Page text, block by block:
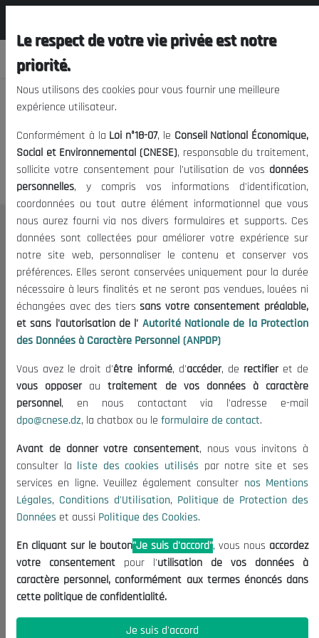
We apologize, but you cannot
access this content.
THE NESEC
About
The President
Organisation
Publications
Calls for Tenders and Consultations
Legal Notices
Terms of Use
Data Protection Policy
Cookie Policy
Contact US
(+213) 021 98 01 00|01|02
contact@cnese.dz
Suggestions or Initiatives?
Newsletter
Inscrivez-vous, soyez le premier à découvrir nos
Le respect de votre vie privée est notre
priorité.
Nous utilisons des cookies pour vous fournir une meilleure
expérience utilisateur.
Conformément à la Loi n°18-07, le Conseil National Économique,
Social et Environnemental (CNESE), responsable du traitement,
sollicite votre consentement pour l'utilisation de vos données
personnelles, y compris vos informations d'identification,
coordonnées ou tout autre élément informationnel que vous
nous aurez fourni via nos divers formulaires et supports. Ces
données sont collectées pour améliorer votre expérience sur
notre site web, personnaliser le contenu et conserver vos
préférences. Elles seront conservées uniquement pour la durée
nécessaire à leurs finalités et ne seront pas vendues, louées ni
échangées avec des tierssans votre consentement préalable,
et sans l'autorisation de l' Autorité Nationale de la Protection
des Données à Caractère Personnel (ANPDP)
Vous avez le droit d'être informé, d'accéder, de rectifieret de
vous opposerautraitement de vos données à caractère
personnel, en nous contactant via l'adresse e-mail
dpo@cnese.dz, la chatbox ou le formulaire de contact.
Avant de donner votre consentement, nous vous invitons à
consulter la liste des cookies utilisés par notre site et ses
services en ligne. Veuillez également consulter nos Mentions
Légales, Conditions d'Utilisation, Politique de Protection des
Données et aussi Politique des Cookies.
En cliquant sur le bouton"Je suis d'accord", vous nous accordez
votre consentement pour l'utilisation de vos données à
caractère personnel, conformément aux termes énoncés dans
cette politique de confidentialité.
Je suis d'accord